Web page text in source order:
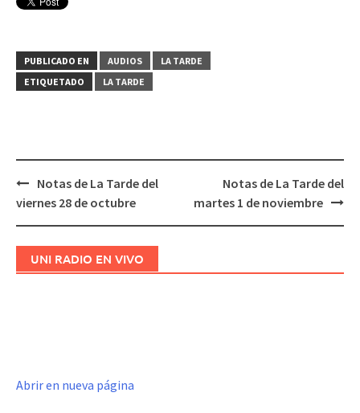
PUBLICADO EN AUDIOS
LA TARDE
ETIQUETADO
LA TARDE
Navegación
Notas de La Tarde del
viernes 28 de octubre
Notas de La Tarde del
martes 1 de noviembre
UNI RADIO EN VIVO
Abrir en nueva página